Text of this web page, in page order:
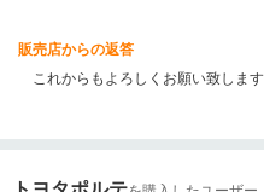
販売店からの返答
これからもよろしくお願い致します